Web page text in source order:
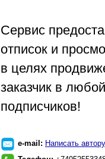
Сервис
отписок и
в целях
заказчик в
подписчиков!
e-mail: Написать автору